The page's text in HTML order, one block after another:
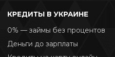
КРЕДИТЫ В УКРАИНЕ
0% — займы без процентов
Деньги до зарплаты